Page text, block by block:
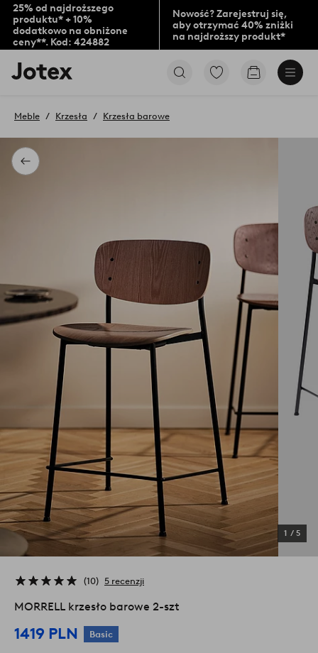
25% od najdroższego
produktu* + 10%
dodatkowo na obniżone
ceny**. Kod: 424882
Nowość? Zarejestruj się,
aby otrzymać 40% zniżki
na najdroższy produkt*
Logo
Jotex
na
stronę
PrzejdźPrzejdź
Powrót
Meble Krzesła Krzesła barowe
1 / 5
10 5 recenzji
MORRELL krzesło barowe 2-szt
1419 PLN Basic